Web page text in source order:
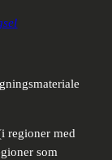
regioner med
som